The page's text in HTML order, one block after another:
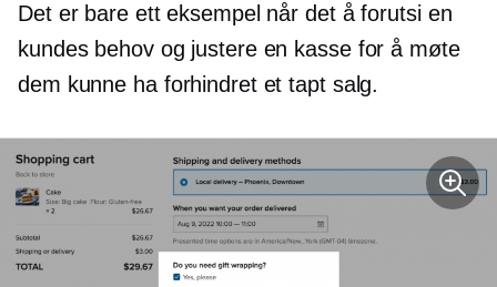
Det er bare ett eksempel når det å forutsi en
kundes behov og justere en kasse for å møte
dem kunne ha forhindret et tapt salg.